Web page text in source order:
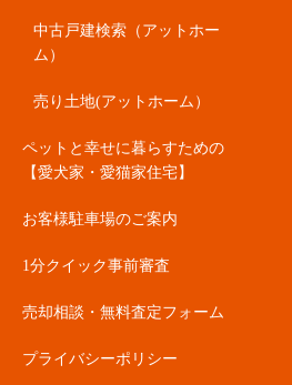
中古戸建検索（アットホー
ム）
売り土地(アットホーム）
ペットと幸せに暮らすための
【愛犬家・愛猫家住宅】
お客様駐車場のご案内
1分クイック事前審査
売却相談・無料査定フォーム
プライバシーポリシー